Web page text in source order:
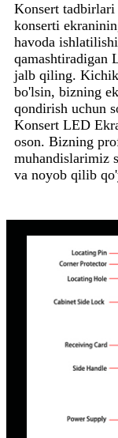
Konsert
konserti
havoda
qamashtiradigan
jalb qiling.
bo'lsin, bizning
qondirish uchun
Konsert LED
oson. Bizning
muhandislarimiz
va noyob qilib